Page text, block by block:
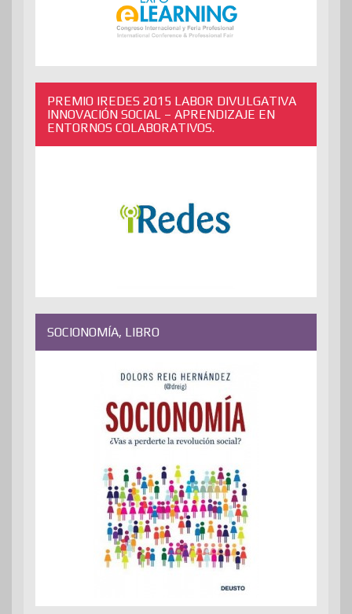
PREMIO IREDES 2015 LABOR DIVULGATIVA
INNOVACIÓN SOCIAL – APRENDIZAJE EN
ENTORNOS COLABORATIVOS.
SOCIONOMÍA, LIBRO